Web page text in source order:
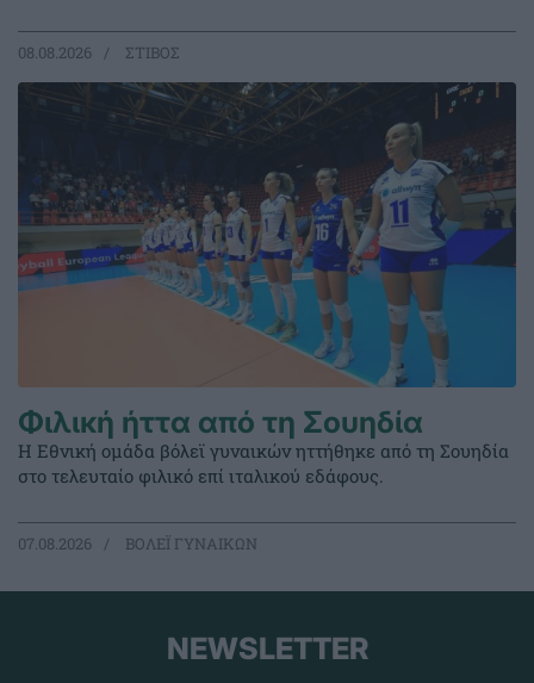
08.08.2026 ΣΤΙΒΟΣ
Φιλική ήττα από τη Σουηδία
Η Εθνική ομάδα βόλεϊ γυναικών ηττήθηκε από τη Σουηδία
στο τελευταίο φιλικό επί ιταλικού εδάφους.
07.08.2026 ΒΟΛΕΪ ΓΥΝΑΙΚΩΝ
NEWSLETTER